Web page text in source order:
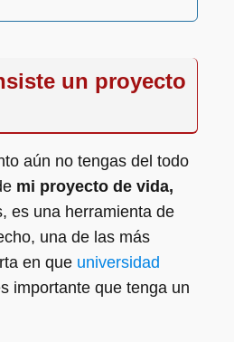
un proyecto
aún no tengas del todo
mi proyecto de vida,
es una herramienta de
una de las más
en que universidad
importante que tenga un